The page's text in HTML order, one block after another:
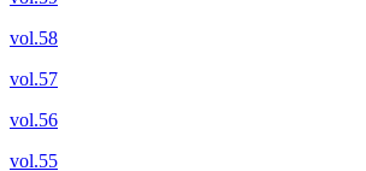
vol.58
vol.57
vol.56
vol.55